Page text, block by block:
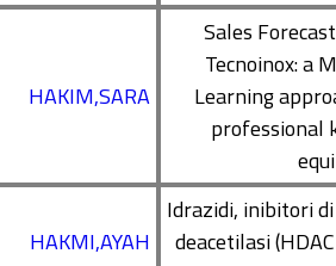
HAKIM,SARA
Sales
Tecnoinox: a
Learning
professional
HAKMI,AYAH
Idrazidi, inibitori
deacetilasi